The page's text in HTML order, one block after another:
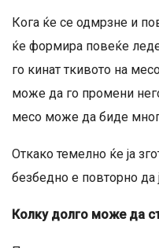
Кога ќе се одмрзне и
ќе формира повеќе
го кинат ткивото на
може да го промени
месо може да биде
Откако темелно ќе ја
безбедно е повторно да
Колку долго може да